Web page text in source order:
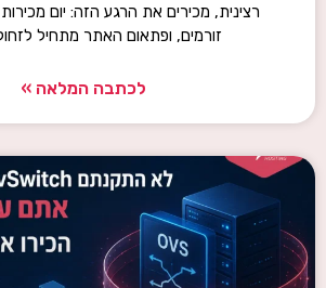
רצינית, מכירים את הרגע הזה: יום
זורמים, ופתאום האתר מתחיל
לכתבה המלאה »